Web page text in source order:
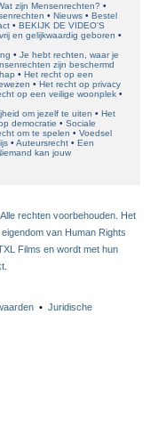
zijn Mensenrechten?
Nieuws
Bestel
BEKIJK DE VIDEO'S
en gelijkwaardig geboren
Je hebt rechten, waar je
zijn beschermd
Het recht op een
Het recht op privacy
op een veilige woonplek
om jezelf te uiten
Het
democratie
Sociale
om te spelen
Voedsel
Auteursrecht
Een
kan jouw
rechten voorbehouden. Het
van Human Rights
Films en wordt met hun
• Juridische